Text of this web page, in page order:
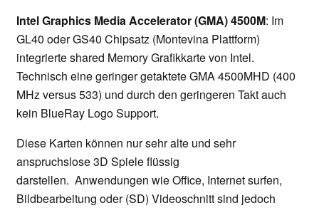
Intel Graphics Media Accelerator (GMA) 4500M: Im
GL40 oder GS40 Chipsatz (Montevina Plattform)
integrierte shared Memory Grafikkarte von Intel.
Technisch eine geringer getaktete GMA 4500MHD (400
MHz versus 533) und durch den geringeren Takt auch
kein BlueRay Logo Support.
Diese Karten können nur sehr alte und sehr
anspruchslose 3D Spiele flüssig
darstellen. Anwendungen wie Office, Internet surfen,
Bildbearbeitung oder (SD) Videoschnitt sind jedoch